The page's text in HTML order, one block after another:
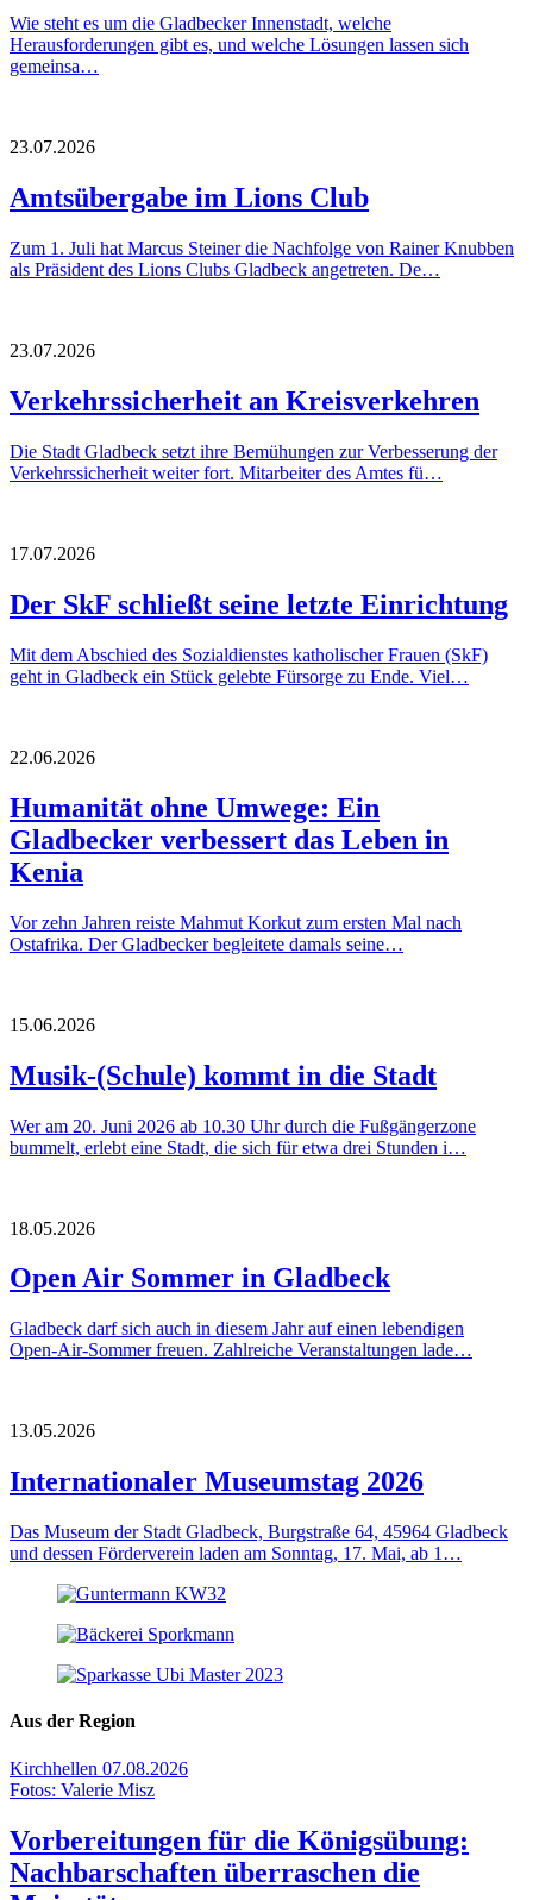
Wie steht es um die Gladbecker Innenstadt, welche
Herausforderungen gibt es, und welche Lösungen lassen sich
gemeinsa…
23.07.2026
Amtsübergabe im Lions Club
Zum 1. Juli hat Marcus Steiner die Nachfolge von Rainer Knubben
als Präsident des Lions Clubs Gladbeck angetreten. De…
23.07.2026
Verkehrssicherheit an Kreisverkehren
Die Stadt Gladbeck setzt ihre Bemühungen zur Verbesserung der
Verkehrssicherheit weiter fort. Mitarbeiter des Amtes fü…
17.07.2026
Der SkF schließt seine letzte Einrichtung
Mit dem Abschied des Sozialdienstes katholischer Frauen (SkF)
geht in Gladbeck ein Stück gelebte Fürsorge zu Ende. Viel…
22.06.2026
Humanität ohne Umwege: Ein
Gladbecker verbessert das Leben in
Kenia
Vor zehn Jahren reiste Mahmut Korkut zum ersten Mal nach
Ostafrika. Der Gladbecker begleitete damals seine…
15.06.2026
Musik-(Schule) kommt in die Stadt
Wer am 20. Juni 2026 ab 10.30 Uhr durch die Fußgängerzone
bummelt, erlebt eine Stadt, die sich für etwa drei Stunden i…
18.05.2026
Open Air Sommer in Gladbeck
Gladbeck darf sich auch in diesem Jahr auf einen lebendigen
Open‑Air‑Sommer freuen. Zahlreiche Veranstaltungen lade…
13.05.2026
Internationaler Museumstag 2026
Das Museum der Stadt Gladbeck, Burgstraße 64, 45964 Gladbeck
und dessen Förderverein laden am Sonntag, 17. Mai, ab 1…
Aus der Region
Kirchhellen 07.08.2026
Fotos: Valerie Misz
Vorbereitungen für die Königsübung:
Nachbarschaften überraschen die